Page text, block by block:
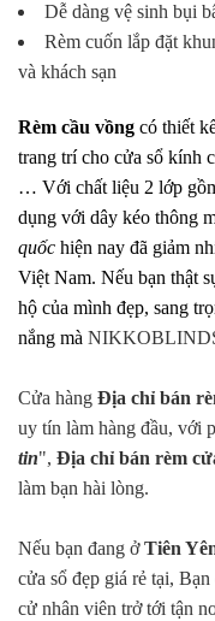
Dễ dàng vệ sinh bụi
Rèm cuốn lắp đặt
và khách sạn
Rèm cầu vồng có thiết
trang trí cho cửa sổ kính
… Với chất liệu 2 lớp
dụng với dây kéo thông
quốc hiện nay đã giảm
Việt Nam. Nếu bạn thật
hộ của mình đẹp, sang
nắng mà
Cửa hàng Địa chỉ bán
uy tín làm hàng đầu, với
tin", Địa chỉ bán rèm
làm bạn hài lòng.
Nếu bạn đang ởTiên
cửa sổ đẹp giá rẻ tại,
cử nhân viên trở tới tận